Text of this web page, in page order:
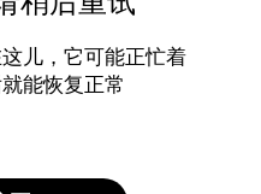
儿，它可能正忙着
能恢复正常